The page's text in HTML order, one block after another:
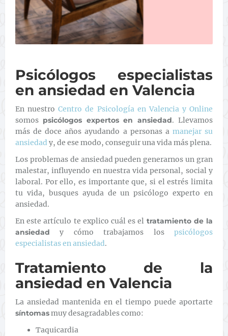
Psicólogos especialistas
en ansiedad en Valencia
En nuestroCentro de Psicología en Valencia y Online
somos psicólogos expertos en ansiedad. Llevamos
más de doce años ayudando a personas a manejar su
ansiedad y, de ese modo, conseguir una vida más plena.
Los problemas de ansiedad pueden generarnos un gran
malestar, influyendo en nuestra vida personal, social y
laboral. Por ello, es importante que, si el estrés limita
tu vida, busques ayuda de un psicólogo experto en
ansiedad.
En este artículo te explico cuál es el tratamiento de la
ansiedad y cómo trabajamos los psicólogos
especialistas en ansiedad.
Tratamiento de la
ansiedad en Valencia
La ansiedad mantenida en el tiempo puede aportarte
síntomasmuy desagradables como:
Taquicardia